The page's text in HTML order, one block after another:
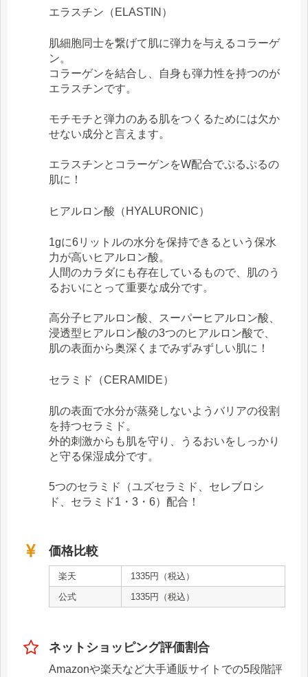
エラスチン（ELASTIN）
肌細胞同士を繋げて肌に弾力を与えるコラーゲ
ン。
コラーゲンを結合し、自身も弾力性を持つのが
エラスチンです。
モチモチと弾力のある肌をつくるためには欠か
せない成分と言えます。
エラスチンとコラーゲンをW配合でぷるぷるの
肌に！
ヒアルロン酸（HYALURONIC）
1gに6リットルの水分を保持できるという保水
力が高いヒアルロン酸。
人間のカラダにも存在しているもので、肌のう
るおいにとって重要な成分です。
高分子ヒアルロン酸、スーパーヒアルロン酸、
浸透型ヒアルロン酸の3つのヒアルロン酸で、
肌の表面から奥深くまでみずみずしい肌に！
セラミド（CERAMIDE）
肌の表面で水分が蒸発しないようバリアの役割
を持つセラミド。
外的刺激からも肌を守り、うるおいをしっかり
と守る保湿成分です。
5つのセラミド（ユズセラミド、セレブロシ
ド、セラミド1・3・6）配合！
価格比較
楽天
1335円（税込）
公式
1335円（税込）
ネットショッピング評価割合
Amazonや楽天など大手通販サイトでの5段階評